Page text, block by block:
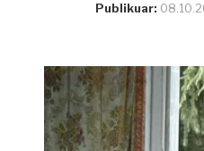
Publikuar: